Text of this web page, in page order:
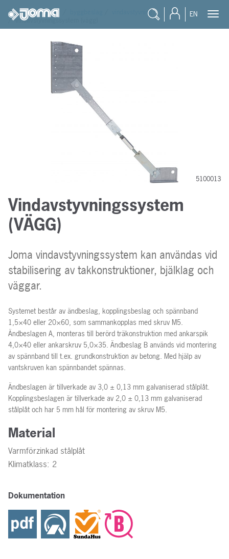
EN
joma / produkter
vindavstyvning
/ vindavstyvningssystem (vägg)
5100013
Vindavstyvningssystem
(VÄGG)
Joma vindavstyvningssystem kan användas vid
stabilisering av takkonstruktioner, bjälklag och
väggar.
Systemet består av ändbeslag, kopplingsbeslag och spännband
1,5×40 eller 20×60, som sammankopplas med skruv M5.
Ändbeslagen A, monteras till berörd träkonstruktion med ankarspik
4,0×40 eller ankarskruv 5,0×35. Ändbeslag B används vid montering
av spännband till t.ex. grundkonstruktion av betong. Med hjälp av
vantskruven kan spännbandet spännas.
Ändbeslagen är tillverkade av 3,0 ± 0,13 mm galvaniserad stålplåt.
Kopplingsbeslagen är tillverkade av 2,0 ± 0,13 mm galvaniserad
stålplåt och har 5 mm hål för montering av skruv M5.
Material
Varmförzinkad stålplåt
Klimatklass: 2
Dokumentation